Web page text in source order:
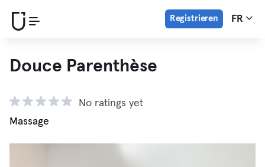
Registrieren FR
Douce Parenthèse
No ratings yet
Massage